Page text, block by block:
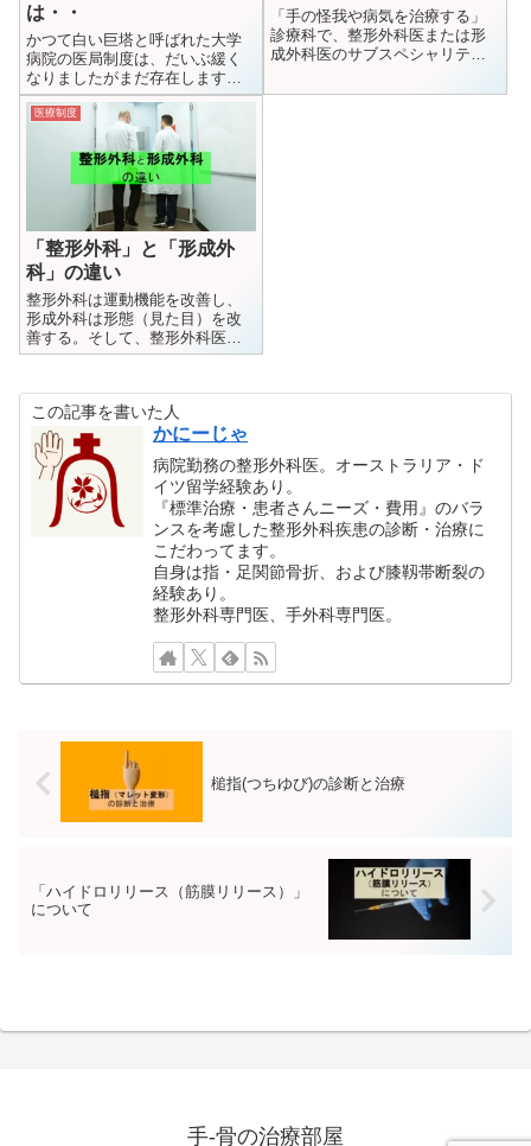
は・・
かつて白い巨塔と呼ばれた大学
病院の医局制度は、だいぶ緩く
なりましたがまだ存在します。
長所・短所ともにありますが、
これからも存続し続けるでしょ
「手の怪我や病気を治療する」
診療科で、整形外科医または形
成外科医のサブスペシャリティ
の有る無しはちょっとした参考
医療制度
「整形外科」と「形成外
科」の違い
整形外科は運動機能を改善し、
形成外科は形態（見た目）を改
善する。そして、整形外科医は
海外では「手術中心」だが、日
施する
この記事を書いた人
かにーじゃ
病院勤務の整形外科医。オーストラリア・ド
イツ留学経験あり。
『標準治療・患者さんニーズ・費用』のバラ
ンスを考慮した整形外科疾患の診断・治療に
こだわってます。
自身は指・足関節骨折、および膝靱帯断裂の
経験あり。
整形外科専門医、手外科専門医。
槌指(つちゆび)の診断と治療
「ハイドロリリース（筋膜リリース）」
について
手-骨の治療部屋